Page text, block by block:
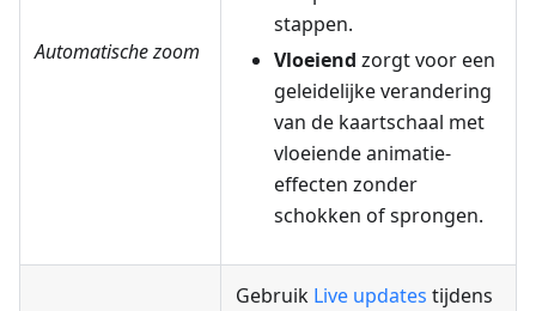
Automatische zoom
stappen.
Vloeiend zorgt voor een
geleidelijke verandering
van de kaartschaal met
vloeiende animatie-
effecten zonder
schokken of sprongen.
Gebruik Live updates tijdens